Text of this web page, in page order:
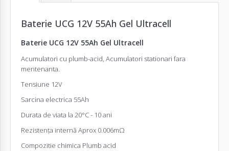
Baterie UCG 12V 55Ah Gel Ultracell
Baterie UCG 12V 55Ah Gel Ultracell
Acumulatori cu plumb-acid, Acumulatori stationari fara
mentenanta.
Tensiune 12V
Sarcina electrica 55Ah
Durata de viata la 20°C - 10 ani
Rezistența internă Aprox 0.006mΩ
Compozitie chimica Plumb acid